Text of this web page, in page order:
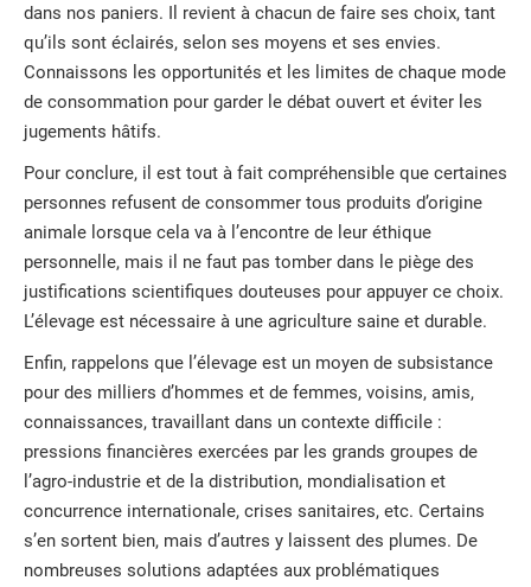
dans nos paniers. Il revient à chacun de faire ses choix, tant
qu’ils sont éclairés, selon ses moyens et ses envies.
Connaissons les opportunités et les limites de chaque mode
de consommation pour garder le débat ouvert et éviter les
jugements hâtifs.
Pour conclure, il est tout à fait compréhensible que certaines
personnes refusent de consommer tous produits d’origine
animale lorsque cela va à l’encontre de leur éthique
personnelle, mais il ne faut pas tomber dans le piège des
justifications scientifiques douteuses pour appuyer ce choix.
L’élevage est nécessaire à une agriculture saine et durable.
Enfin, rappelons que l’élevage est un moyen de subsistance
pour des milliers d’hommes et de femmes, voisins, amis,
connaissances, travaillant dans un contexte difficile :
pressions financières exercées par les grands groupes de
l’agro-industrie et de la distribution, mondialisation et
concurrence internationale, crises sanitaires, etc. Certains
s’en sortent bien, mais d’autres y laissent des plumes. De
nombreuses solutions adaptées aux problématiques